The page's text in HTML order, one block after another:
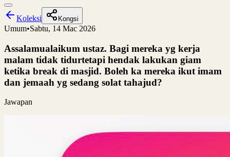
Koleksi Kongsi
Umum•Sabtu, 14 Mac 2026
Assalamualaikum ustaz. Bagi mereka yg kerja
malam tidak tidurtetapi hendak lakukan giam
ketika break di masjid. Boleh ka mereka ikut imam
dan jemaah yg sedang solat tahajud?
Jawapan